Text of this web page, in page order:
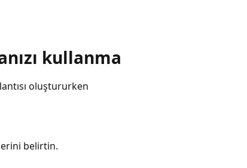
kullanma
oluştururken
belirtin.